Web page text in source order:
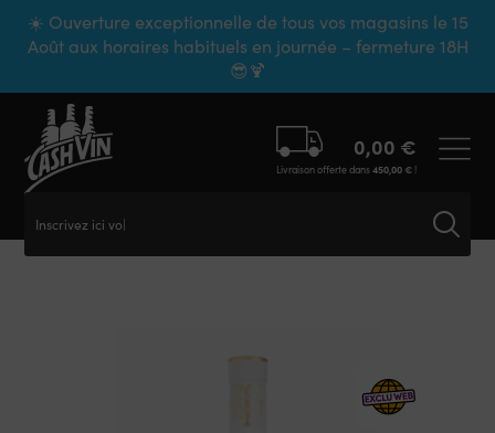
☀️ Ouverture exceptionnelle de tous vos magasins le 15
Août aux horaires habituels en journée – fermeture 18H
😎🍹
Inscrivez ici votre
0,00 €
Livraison offerte dans450,00 €!
Panneau de gestion des cookies